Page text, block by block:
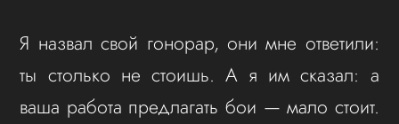
Я назвал свой гонорар, они мне ответили:
ты столько не стоишь. А я им сказал: а
ваша работа предлагать бои — мало стоит.